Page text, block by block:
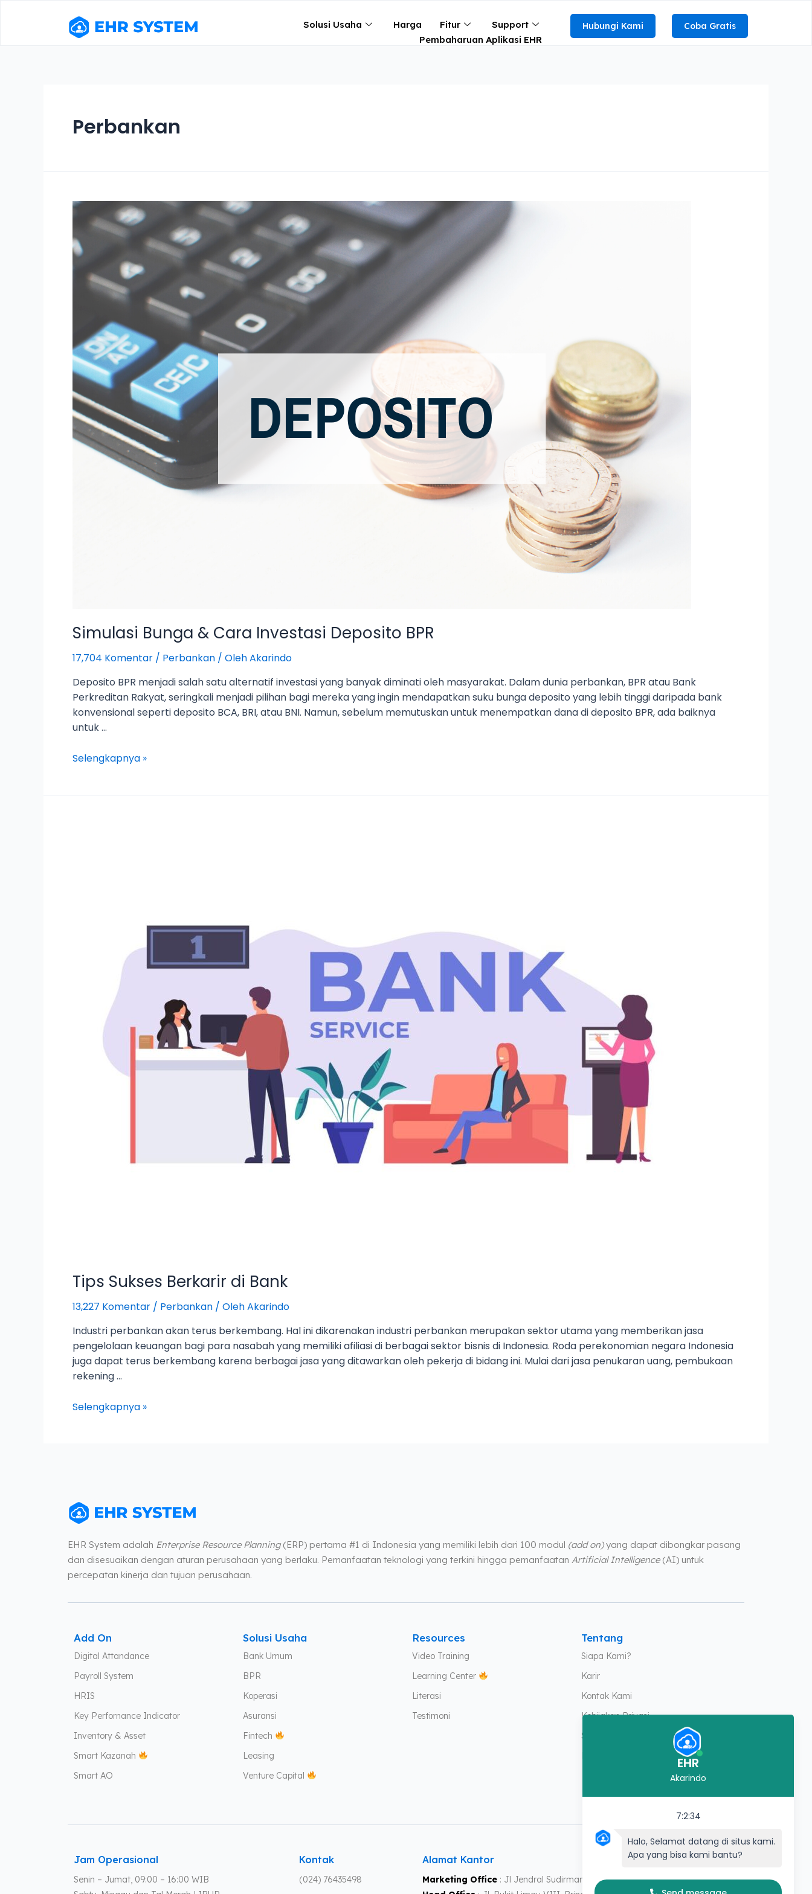
Solusi Usaha Harga Fitur
Support
Pembaharuan Aplikasi EHR
Hubungi Kami Coba Gratis
Perbankan
Simulasi Bunga & Cara Investasi Deposito BPR
17,704 Komentar / Perbankan / OlehAkarindo
Deposito BPR menjadi salah satu alternatif investasi yang banyak diminati oleh masyarakat. Dalam dunia perbankan, BPR atau Bank
Perkreditan Rakyat, seringkali menjadi pilihan bagi mereka yang ingin mendapatkan suku bunga deposito yang lebih tinggi daripada bank
konvensional seperti deposito BCA, BRI, atau BNI. Namun, sebelum memutuskan untuk menempatkan dana di deposito BPR, ada baiknya
untuk …
Selengkapnya »
Tips Sukses Berkarir di Bank
13,227 Komentar / Perbankan / OlehAkarindo
Industri perbankan akan terus berkembang. Hal ini dikarenakan industri perbankan merupakan sektor utama yang memberikan jasa
pengelolaan keuangan bagi para nasabah yang memiliki afiliasi di berbagai sektor bisnis di Indonesia. Roda perekonomian negara Indonesia
juga dapat terus berkembang karena berbagai jasa yang ditawarkan oleh pekerja di bidang ini. Mulai dari jasa penukaran uang, pembukaan
rekening …
Selengkapnya »
EHR System adalah Enterprise Resource Planning(ERP) pertama #1 di Indonesia yang memiliki lebih dari 100 modul (add on)yang dapat dibongkar pasang
dan disesuaikan dengan aturan perusahaan yang berlaku. Pemanfaatan teknologi yang terkini hingga pemanfaatan Artificial Intelligence(AI) untuk
percepatan kinerja dan tujuan perusahaan.
Add On
Digital Attandance
Payroll System
HRIS
Key Perfornance Indicator
Inventory & Asset
Smart Kazanah
Smart AO
Solusi Usaha
Bank Umum
BPR
Koperasi
Asuransi
Fintech
Leasing
Venture Capital
Resources
Video Training
Learning Center
Literasi
Testimoni
Tentang
Siapa Kami?
Karir
Kontak Kami
Kebijakan Privasi
Syarat & Ketentuan
Jam Operasional
Senin – Jumat, 09:00 – 16:00 WIB
Kontak
(024) 76435498
Alamat Kantor
Marketing Office: Jl Jendral Sudirman No 354, Semarang Barat
EHR
Akarindo
7:2:34
Halo, Selamat datang di situs kami.
Apa yang bisa kami bantu?